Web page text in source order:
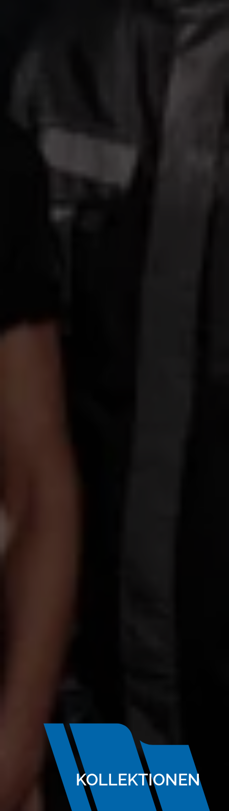
KOLLEKTIONEN